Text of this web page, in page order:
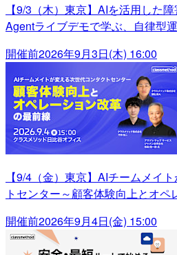
【9/3（木）東京】AIを活用した
Agentライブデモで学ぶ、自律型
開催前2026年9月3日(木) 16:00
【9/4（金）東京】AIチームメイ
トセンター～顧客体験向上とオペ
開催前2026年9月4日(金) 15:00